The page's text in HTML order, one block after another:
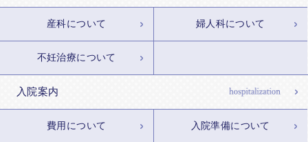
入院案内
費用について 入院準備について
産科について 婦人科について
不妊治療について